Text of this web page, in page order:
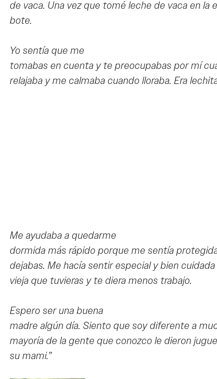
de vaca. Una vez que tomé leche de vaca en la
bote.
Yo sentía que me
tomabas en cuenta y te preocupabas por mí
relajaba y me calmaba cuando lloraba. Era
Me ayudaba a quedarme
dormida más rápido porque me sentía
dejabas. Me hacía sentir especial y bien
vieja que tuvieras y te diera menos trabajo.
Espero ser una buena
madre algún día. Siento que soy diferente a
mayoría de la gente que conozco le dieron
su mami.”